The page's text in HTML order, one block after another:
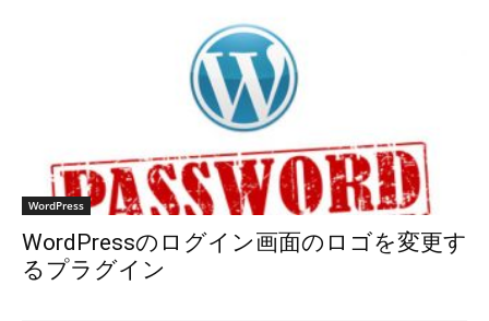
WordPress
WordPressのログイン画面のロゴを変更す
るプラグイン